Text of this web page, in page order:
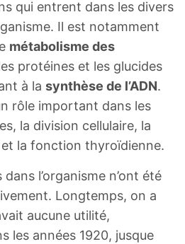
qui entrent dans les divers
Il est notamment
métabolisme des
protéines et les glucides
à la synthèse de l’ADN.
rôle important dans les
la division cellulaire, la
la fonction thyroïdienne.
l’organisme n’ont été
Longtemps, on a
aucune utilité,
les années 1920, jusque